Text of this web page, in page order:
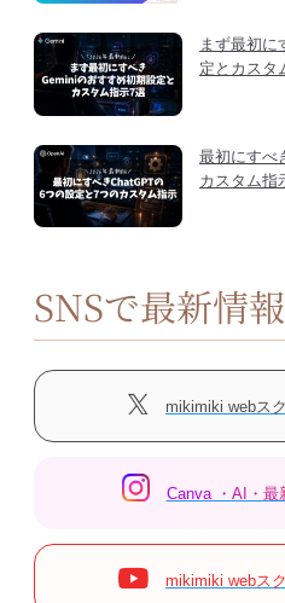
まず最初に
定とカスタ
最初にすべ
カスタム指
SNSで最新情
mikimiki webス
Canva ・AI・最
mikimiki webス